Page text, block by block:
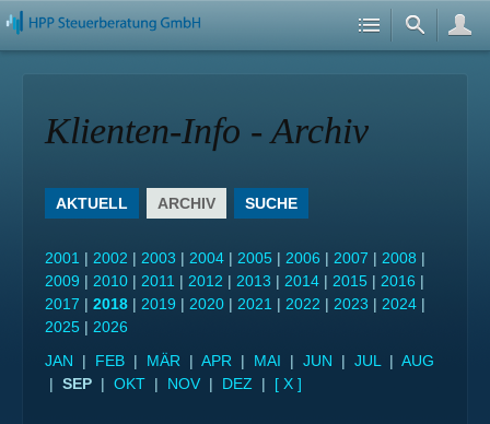
Klienten-Info - Archiv
AKTUELL ARCHIV SUCHE
2001 | 2002 | 2003 | 2004 | 2005 | 2006 | 2007 | 2008 |
2009 | 2010 | 2011 | 2012 | 2013 | 2014 | 2015 | 2016 |
2017 | 2018 | 2019 | 2020 | 2021 | 2022 | 2023 | 2024 |
2025 | 2026
JAN | FEB | MÄR | APR | MAI | JUN | JUL | AUG
| SEP | OKT | NOV | DEZ | [ X ]